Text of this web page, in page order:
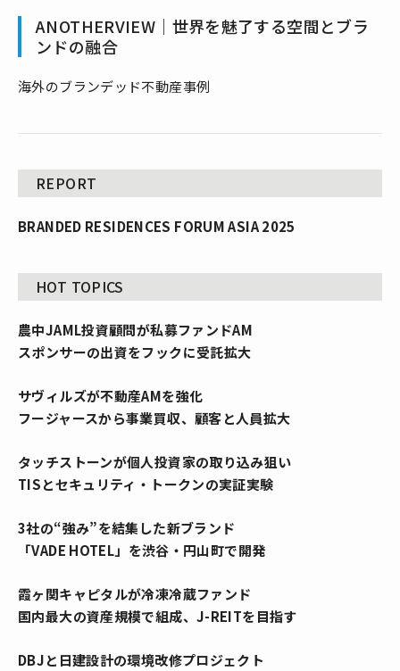
ANOTHERVIEW｜世界を魅了する空間とブラ
ンドの融合
海外のブランデッド不動産事例
REPORT
BRANDED RESIDENCES FORUM ASIA 2025
HOT TOPICS
農中JAML投資顧問が私募ファンドAM
スポンサーの出資をフックに受託拡大
サヴィルズが不動産AMを強化
フージャースから事業買収、顧客と人員拡大
タッチストーンが個人投資家の取り込み狙い
TISとセキュリティ・トークンの実証実験
3社の“強み”を結集した新ブランド
「VADE HOTEL」を渋谷・円山町で開発
霞ヶ関キャピタルが冷凍冷蔵ファンド
国内最大の資産規模で組成、J-REITを目指す
DBJと日建設計の環境改修プロジェクト